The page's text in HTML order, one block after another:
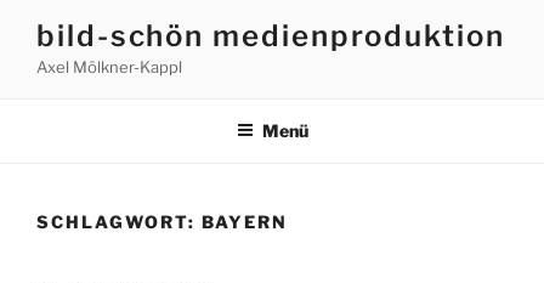
bild-schön medienproduktion
Axel Mölkner-Kappl
Menü
SCHLAGWORT: BAYERN